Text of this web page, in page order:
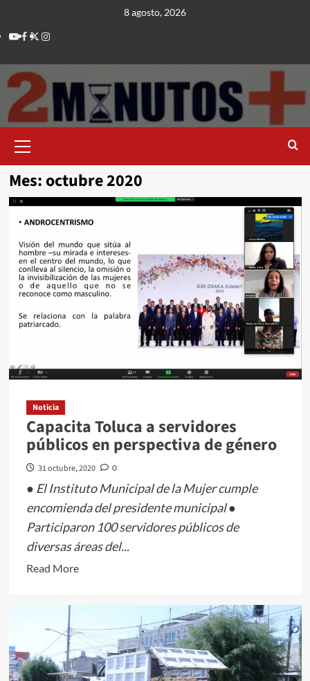
contenido
8 agosto, 2026
Youtube
Facebook
TwitterInstagram
principal
Mes: octubre 2020
Noticia
Capacita Toluca a servidores
públicos en perspectiva de género
31 octubre, 2020 0
● El Instituto Municipal de la Mujer cumple
encomienda del presidente municipal ●
Participaron 100 servidores públicos de
diversas áreas del...
Read MoreRead
about
Toluca
a
servidores